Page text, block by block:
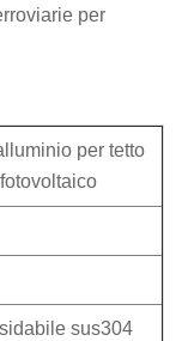
per
per tetto
sus304